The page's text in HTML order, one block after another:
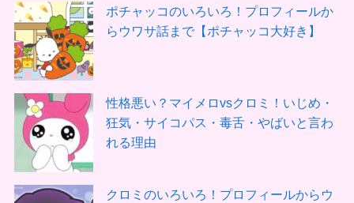
ポチャッコのいろいろ！プロフィールか
らウワサ話まで【ポチャッコ大好き】
性格悪い？マイメロvsクロミ！いじめ・
狂気・サイコパス・毒舌・やばいと言わ
れる理由
クロミのいろいろ！プロフィールからウ